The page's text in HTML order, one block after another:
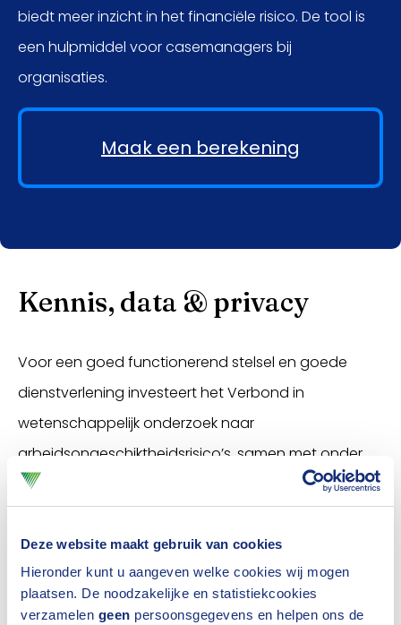
Deze website maakt gebruik van cookies
Hieronder kunt u aangeven welke cookies wij mogen
plaatsen. De noodzakelijke en statistiekcookies
verzamelen geen persoonsgegevens en helpen ons de
biedt meer inzicht in het financiële risico. De tool is
een hulpmiddel voor casemanagers bij
organisaties.
Maak een berekening
Kennis, data & privacy
Voor een goed functionerend stelsel en goede
dienstverlening investeert het Verbond in
wetenschappelijk onderzoek naar
arbeidsongeschiktheidsrisico’s, samen met onder
andere
opgesteld, die richting geeft aan zorgvuldige
gegevensdeling bij verzuim, claims en re-integratie.